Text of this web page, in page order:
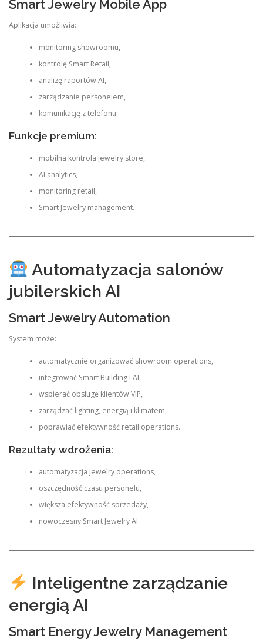
Smart Jewelry Mobile App
Aplikacja umożliwia:
monitoring showroomu,
kontrolę Smart Retail,
analizę raportów AI,
zarządzanie personelem,
komunikację z telefonu.
Funkcje premium:
mobilna kontrola jewelry store,
AI analytics,
monitoring retail,
Smart Jewelry management.
Automatyzacja salonów
jubilerskich AI
Smart Jewelry Automation
System może:
automatycznie organizować showroom operations,
integrować Smart Building i AI,
wspierać obsługę klientów VIP,
zarządzać lighting, energią i klimatem,
poprawiać efektywność retail operations.
Rezultaty wdrożenia:
automatyzacja jewelry operations,
oszczędność czasu personelu,
większa efektywność sprzedaży,
nowoczesny Smart Jewelry AI.
Inteligentne zarządzanie
energią AI
Smart Energy Jewelry Management